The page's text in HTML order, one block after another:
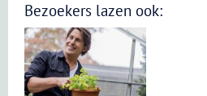
Bezoekers lazen ook: